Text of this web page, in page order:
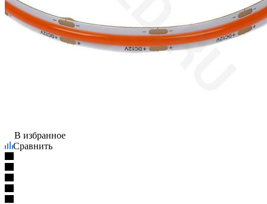
В избранное
Сравнить